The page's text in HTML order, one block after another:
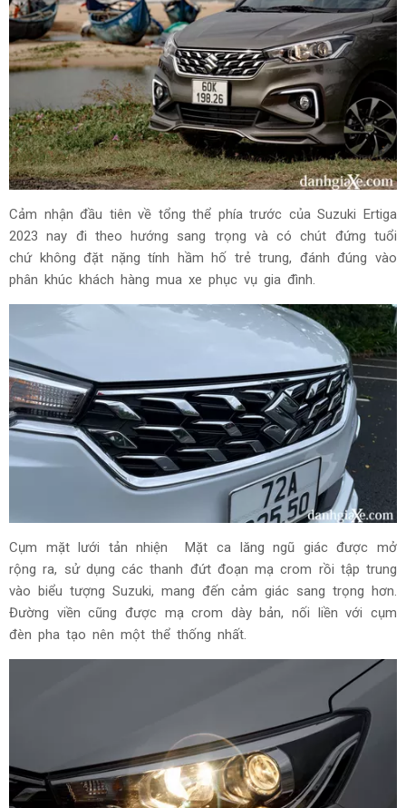
Cảm nhận đầu tiên về tổng thể phía trước của Suzuki Ertiga
2023 nay đi theo hướng sang trọng và có chút đứng tuổi
chứ không đặt nặng tính hầm hố trẻ trung, đánh đúng vào
phân khúc khách hàng mua xe phục vụ gia đình.
Cụm mặt lưới tản nhiện Mặt ca lăng ngũ giác được mở
rộng ra, sử dụng các thanh đứt đoạn mạ crom rồi tập trung
vào biểu tượng Suzuki, mang đến cảm giác sang trọng hơn.
Đường viền cũng được mạ crom dày bản, nối liền với cụm
đèn pha tạo nên một thể thống nhất.